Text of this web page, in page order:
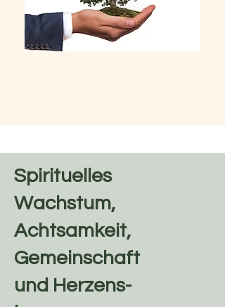
Spirituelles
Wachstum,
Achtsamkeit,
Gemeinschaft
und Herzens-